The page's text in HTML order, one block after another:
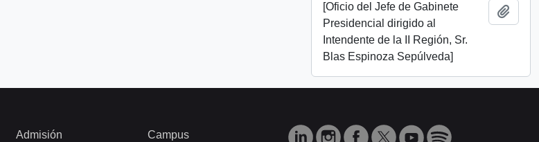
[Oficio del Jefe de Gabinete
Presidencial dirigido al
Intendente de la II Región, Sr.
Blas Espinoza Sepúlveda]
Add
Admisión Campus